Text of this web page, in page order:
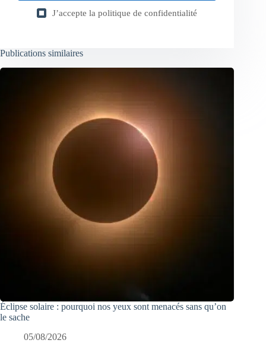
J’accepte la politique de confidentialité
Publications similaires
Éclipse solaire : pourquoi nos yeux sont menacés sans qu’on
le sache
05/08/2026